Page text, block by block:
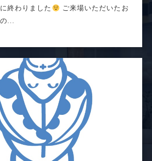
終わりました
ご来場いただいたお
...